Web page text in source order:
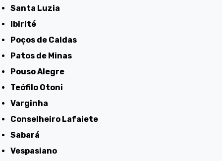
Santa Luzia
Ibirité
Poços de Caldas
Patos de Minas
Pouso Alegre
Teófilo Otoni
Varginha
Conselheiro Lafaiete
Sabará
Vespasiano